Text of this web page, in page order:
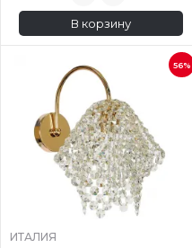
В корзину
56%
ИТАЛИЯ